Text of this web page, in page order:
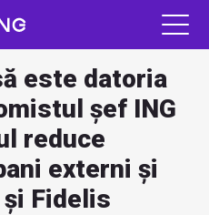
este datoria
șef ING
reduce
externi și
Fidelis